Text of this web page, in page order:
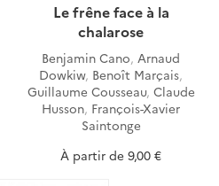
Le frêne face à la
chalarose
Benjamin Cano, Arnaud
Dowkiw, Benoît Marçais,
Guillaume Cousseau, Claude
Husson, François-Xavier
Saintonge
À partir de9,00 €